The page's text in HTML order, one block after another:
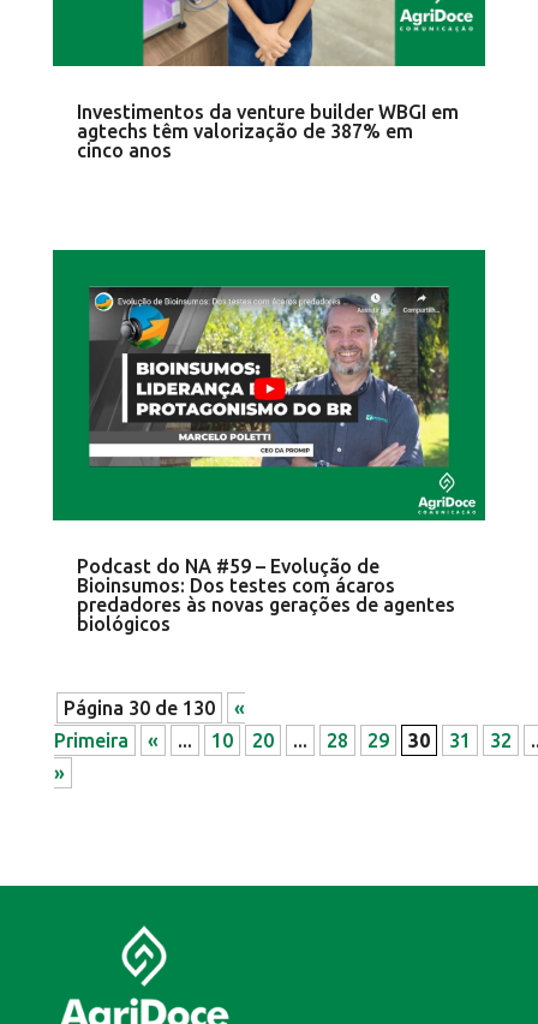
Investimentos da venture builder WBGI em
agtechs têm valorização de 387% em
cinco anos
Podcast do NA #59 – Evolução de
Bioinsumos: Dos testes com ácaros
predadores às novas gerações de agentes
biológicos
Página 30 de 130
«
Primeira
« ... 10 20 ... 28 29 30 31 32
»